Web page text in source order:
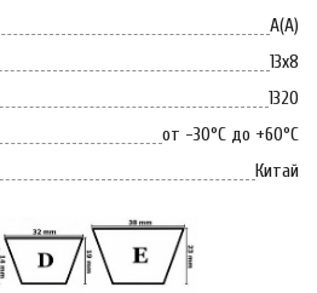
А(А)
13х8
1320
от -30°C до +60°C
Китай